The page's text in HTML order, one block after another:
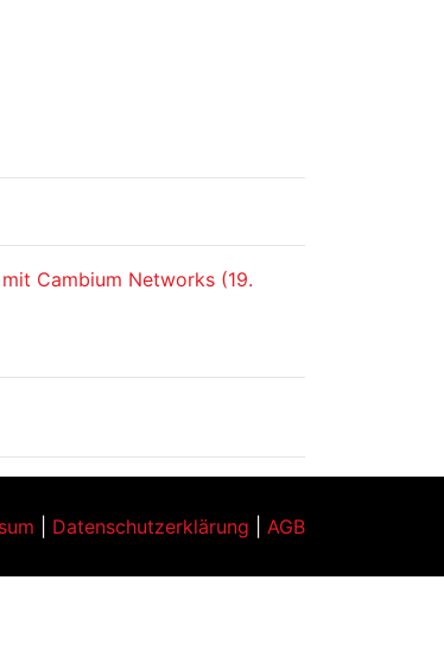
Cambium Networks (19.
Datenschutzerklärung AGB